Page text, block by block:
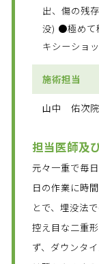
出、傷の残
没) ●極めて
キシーショ
施術担当
山中 佑次
担当医師及
元々一重で毎
日の作業に時
とで、埋没法
控え目な二重
ず、ダウンタ